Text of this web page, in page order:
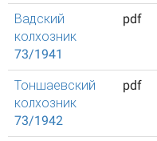
Вадский
колхозник
73/1941
pdf
Тоншаевский
колхозник
73/1942
pdf